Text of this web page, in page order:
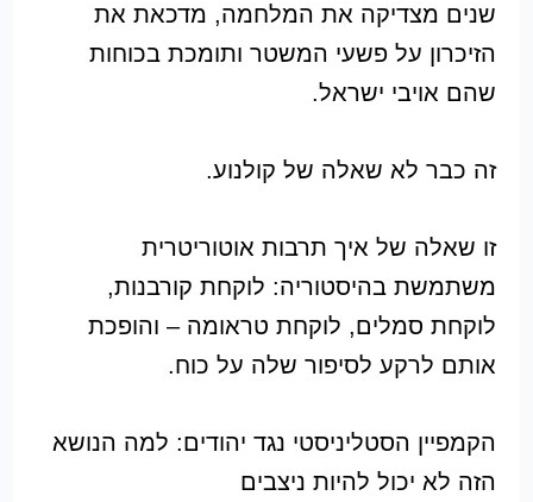
שנים מצדיקה את המלחמה, מדכאת את
הזיכרון על פשעי המשטר ותומכת בכוחות
שהם אויבי ישראל.
זה כבר לא שאלה של קולנוע.
זו שאלה של איך תרבות אוטוריטרית
משתמשת בהיסטוריה: לוקחת קורבנות,
לוקחת סמלים, לוקחת טראומה – והופכת
אותם לרקע לסיפור שלה על כוח.
הקמפיין הסטליניסטי נגד יהודים: למה הנושא
הזה לא יכול להיות ניצבים